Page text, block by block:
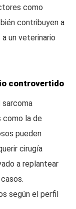
como
contribuyen a
un veterinario
controvertido
sarcoma
como la de
pueden
cirugía
a replantear
según el perfil